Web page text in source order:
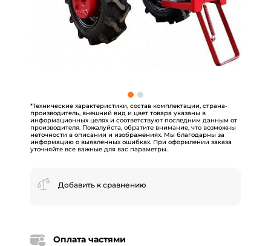
*Технические характеристики, состав комплектации, страна-
производитель, внешний вид и цвет товара указаны в
информационных целях и соответствуют последним данным от
производителя. Пожалуйста, обратите внимание, что возможны
неточности в описании и изображениях. Мы благодарны за
информацию о выявленных ошибках. При оформлении заказа
уточняйте все важные для вас параметры.
Добавить к сравнению
Оплата частями